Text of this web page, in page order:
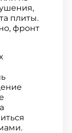
плиты.
фронт